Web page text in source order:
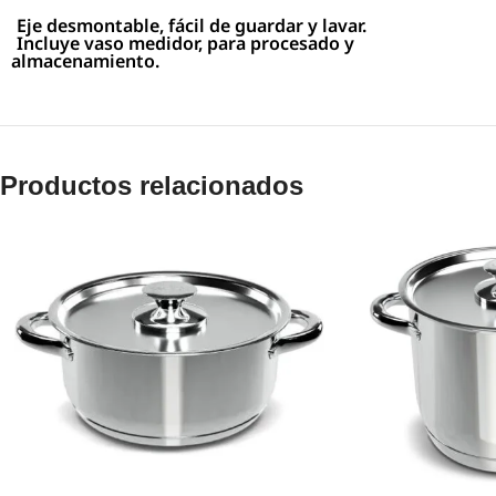
Eje desmontable, fácil de guardar y lavar.
Incluye vaso medidor, para procesado y
almacenamiento.
Productos relacionados